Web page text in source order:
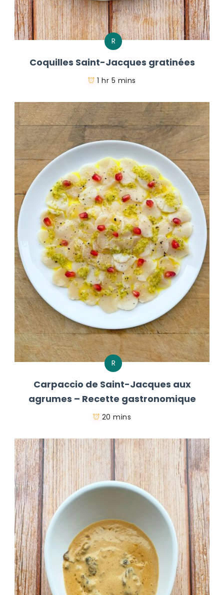
R
Coquilles Saint-Jacques gratinées
1 hr 5 mins
R
Carpaccio de Saint-Jacques aux
agrumes – Recette gastronomique
20 mins